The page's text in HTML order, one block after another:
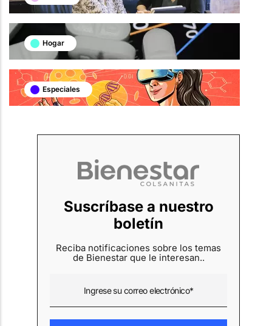
Hogar
Especiales
Suscríbase a nuestro
boletín
Reciba notificaciones sobre los temas
de Bienestar que le interesan..